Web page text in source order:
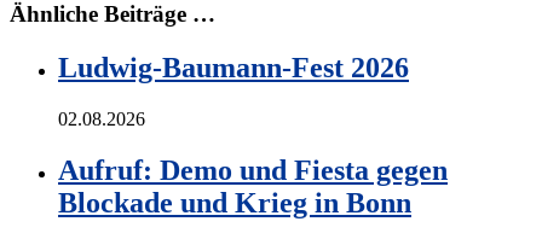
Ähnliche Beiträge …
Ludwig-Baumann-Fest 2026
02.08.2026
Aufruf: Demo und Fiesta gegen
Blockade und Krieg in Bonn